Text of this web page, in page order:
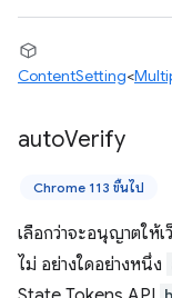
ContentSetting<
autoVerify
Chrome 113 ขึ้นไป
เลือกว่าจะอนุญาตให้เ
ไม่ อย่างใดอย่างหนึ่ง